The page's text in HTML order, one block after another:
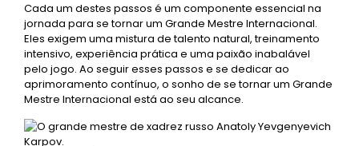
Cada um destes passos é um componente essencial na
jornada para se tornar um Grande Mestre Internacional.
Eles exigem uma mistura de talento natural, treinamento
intensivo, experiência prática e uma paixão inabalável
pelo jogo. Ao seguir esses passos e se dedicar ao
aprimoramento contínuo, o sonho de se tornar um Grande
Mestre Internacional está ao seu alcance.